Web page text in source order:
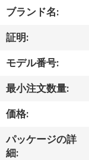
私
達
に
い
て
ブランド名:
証明:
モデル番号:
最小注文数量:
価格:
パッケージの詳
細: